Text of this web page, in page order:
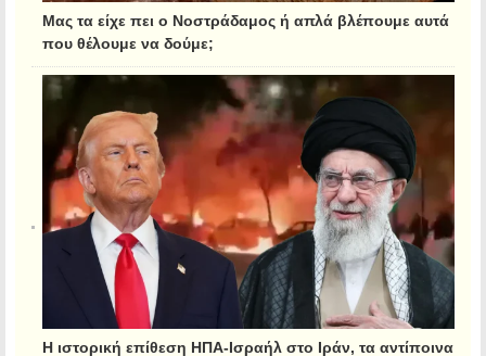
Μας τα είχε πει ο Νοστράδαμος ή απλά βλέπουμε αυτά
που θέλουμε να δούμε;
Η ιστορική επίθεση ΗΠΑ-Ισραήλ στο Ιράν, τα αντίποινα